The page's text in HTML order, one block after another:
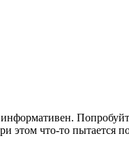
что-то пытается